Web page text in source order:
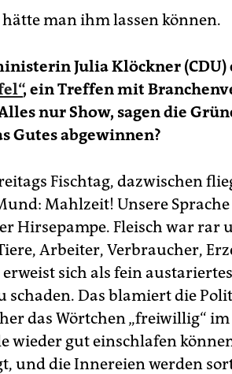
man ihm lassen können.
Julia Klöckner
, ein Treffen mit
nur Show, sagen die
Gutes abgewinnen?
Fischtag, dazwischen
Mahlzeit! Unsere
Hirsepampe. Fleisch war rar
Arbeiter, Verbraucher,
sich als fein
schaden. Das blamiert die
das Wörtchen „freiwillig“ im
wieder gut einschlafen
und die Innereien werden